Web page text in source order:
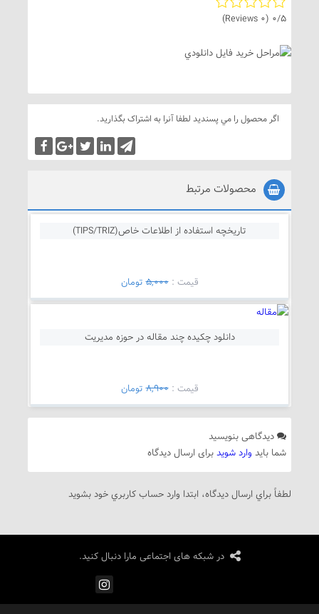
0/5
(0 Reviews)
اگر محصول را مي پسنديد لطفا آنرا به اشتراک بگذاريد.
محصولات مرتبط
تاریخچه استفاده از اطلاعات خاص(TIPS/TRIZ)
قيمت :5,000تومان
دانلود چکیده چند مقاله در حوزه مدیریت
قيمت :8,900تومان
دیدگاهی بنویسید
شما باید وارد شویدبرای ارسال دیدگاه
لطفاً براي ارسال دیدگاه، ابتدا وارد حساب كاربري خود بشويد
در شبکه های اجتماعی مارا دنبال کنید.